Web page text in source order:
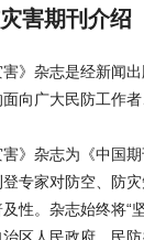
害期刊介绍
害》杂志是经新闻
向广大民防工作
害》杂志为《中国
专家对防空、防
性。杂志始终将“